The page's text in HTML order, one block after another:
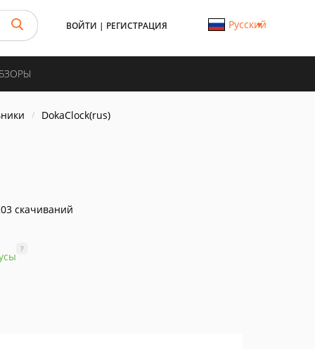
ВОЙТИ | РЕГИСТРАЦИЯ Русский
DokaClock(rus)
скачиваний
?